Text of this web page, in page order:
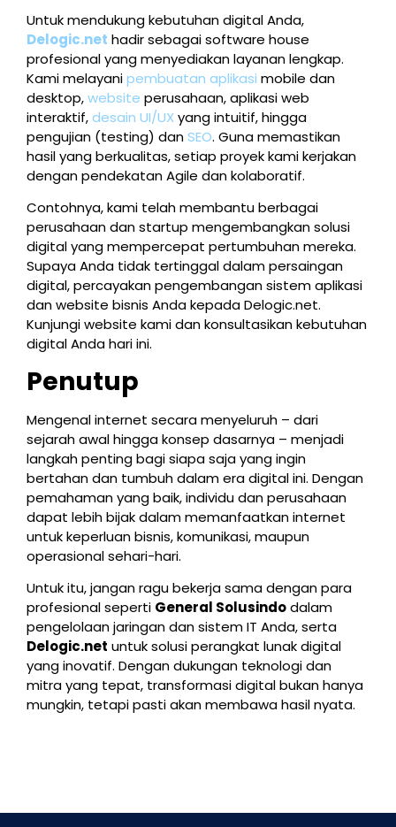
Untuk mendukung kebutuhan digital Anda,
Delogic.net hadir sebagai software house
profesional yang menyediakan layanan lengkap.
Kami melayanipembuatan aplikasi mobile dan
desktop,website perusahaan, aplikasi web
interaktif,desain UI/UXyang intuitif, hingga
pengujian (testing) danSEO. Guna memastikan
hasil yang berkualitas, setiap proyek kami kerjakan
dengan pendekatan Agile dan kolaboratif.
Contohnya, kami telah membantu berbagai
perusahaan dan startup mengembangkan solusi
digital yang mempercepat pertumbuhan mereka.
Supaya Anda tidak tertinggal dalam persaingan
digital, percayakan pengembangan sistem aplikasi
dan website bisnis Anda kepada Delogic.net.
Kunjungi website kami dan konsultasikan kebutuhan
digital Anda hari ini.
Penutup
Mengenal internet secara menyeluruh – dari
sejarah awal hingga konsep dasarnya – menjadi
langkah penting bagi siapa saja yang ingin
bertahan dan tumbuh dalam era digital ini. Dengan
pemahaman yang baik, individu dan perusahaan
dapat lebih bijak dalam memanfaatkan internet
untuk keperluan bisnis, komunikasi, maupun
operasional sehari-hari.
Untuk itu, jangan ragu bekerja sama dengan para
profesional seperti General Solusindodalam
pengelolaan jaringan dan sistem IT Anda, serta
Delogic.net untuk solusi perangkat lunak digital
yang inovatif. Dengan dukungan teknologi dan
mitra yang tepat, transformasi digital bukan hanya
mungkin, tetapi pasti akan membawa hasil nyata.